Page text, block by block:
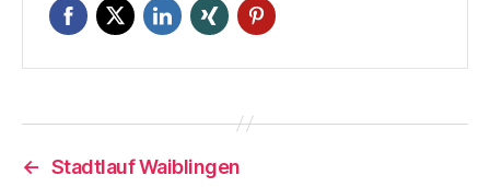
← Stadtlauf Waiblingen